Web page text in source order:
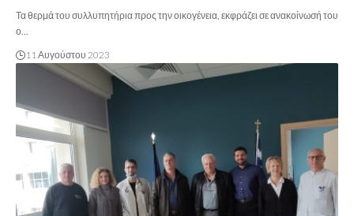
Τα θερμά του συλλυπητήρια προς την οικογένεια, εκφράζει σε ανακοίνωσή του
ο…
11 Αυγούστου 2023